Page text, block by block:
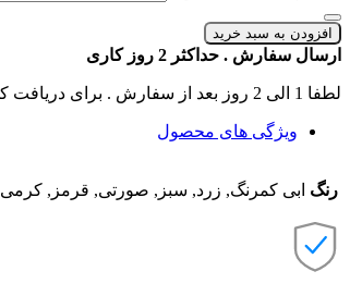
افزودن به سبد خرید
ارسال سفارش . حداکثر 2 روز کاری
لطفا 1 الی 2 روز بعد از سفارش . برای دریافت کد رهگیری به شماره تماس های سایت زنگ بزنید .
ویژگی های محصول
رنگ ابی کمرنگ, زرد, سبز, صورتی, قرمز, کرمی